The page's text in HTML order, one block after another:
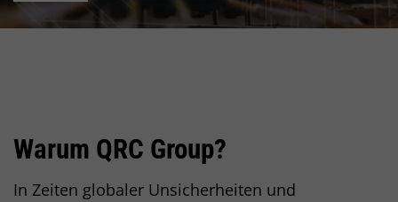
Einleitung
Warum QRC Group?
In Zeiten globaler Unsicherheiten und